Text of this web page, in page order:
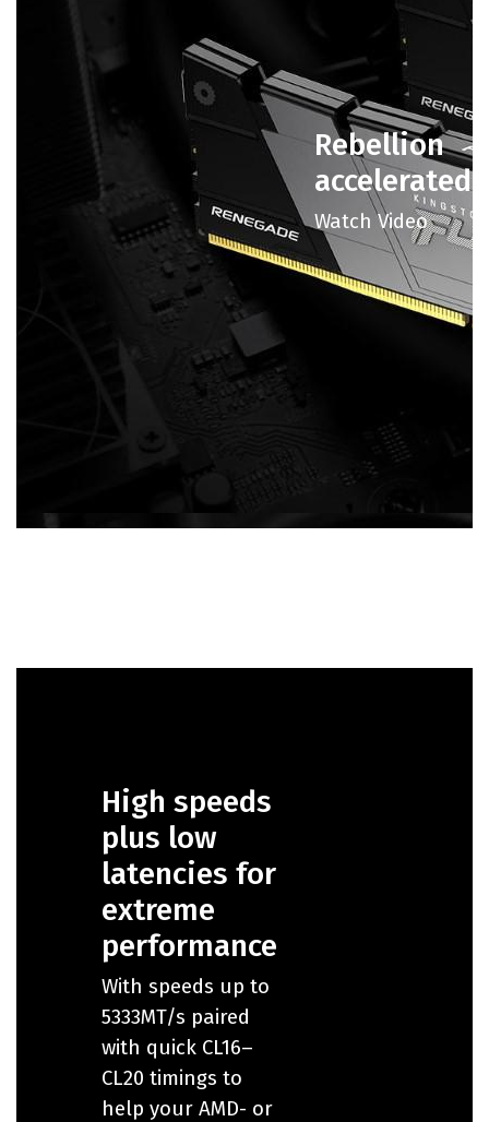
Rebellion
accelerated
Watch Video
High speeds
plus low
latencies for
extreme
performance
With speeds up to
5333MT/s paired
with quick CL16–
CL20 timings to
help your AMD- or